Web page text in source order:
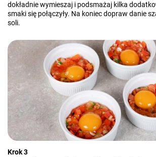
dokładnie wymieszaj i podsmażaj kilka
smaki się połączyły. Na koniec dopraw danie
soli.
Krok 3